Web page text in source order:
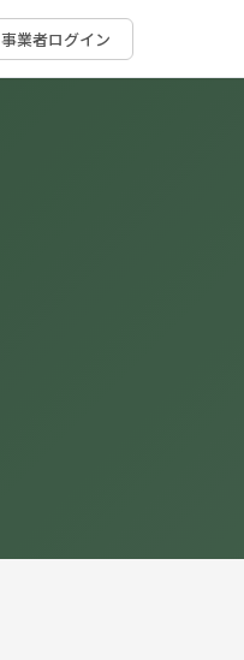
事業者ログイン